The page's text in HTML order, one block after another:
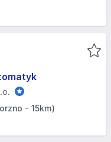
- 15km)